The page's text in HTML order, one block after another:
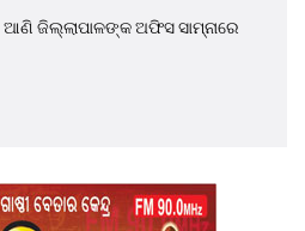
ଜିଲ୍ଲାପାଳଙ୍କ ଅଫିସ ସାମ୍ନାରେ